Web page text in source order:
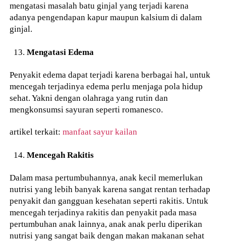
mengatasi masalah batu ginjal yang terjadi karena
adanya pengendapan kapur maupun kalsium di dalam
ginjal.
Mengatasi Edema
Penyakit edema dapat terjadi karena berbagai hal, untuk
mencegah terjadinya edema perlu menjaga pola hidup
sehat. Yakni dengan olahraga yang rutin dan
mengkonsumsi sayuran seperti romanesco.
artikel terkait:manfaat sayur kailan
Mencegah Rakitis
Dalam masa pertumbuhannya, anak kecil memerlukan
nutrisi yang lebih banyak karena sangat rentan terhadap
penyakit dan gangguan kesehatan seperti rakitis. Untuk
mencegah terjadinya rakitis dan penyakit pada masa
pertumbuhan anak lainnya, anak anak perlu diperikan
nutrisi yang sangat baik dengan makan makanan sehat